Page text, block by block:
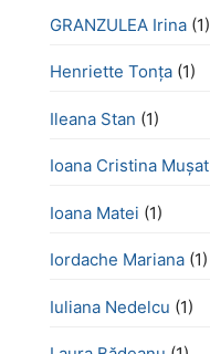
GRANZULEA Irina (1)
Henriette Tonţa (1)
Ileana Stan (1)
Ioana Cristina Mușat
Ioana Matei (1)
Iordache Mariana (1)
Iuliana Nedelcu (1)